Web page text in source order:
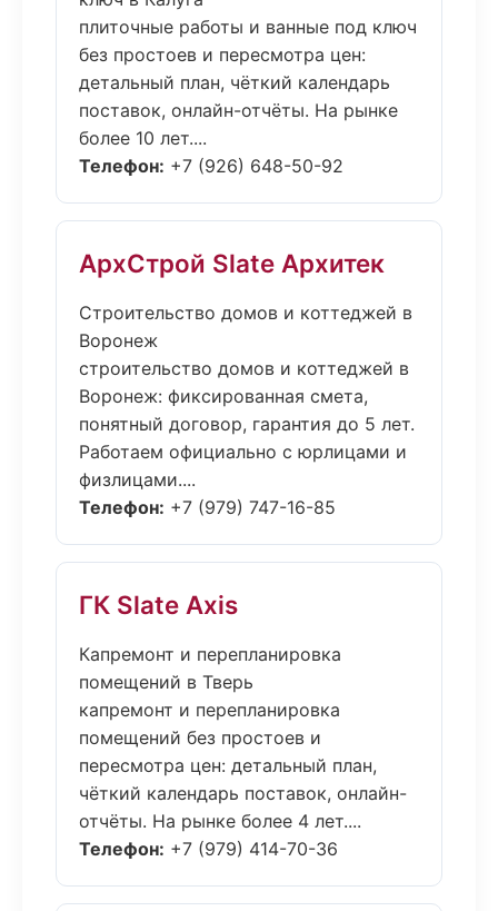
плиточные работы и ванные под ключ
без простоев и пересмотра цен:
детальный план, чёткий календарь
поставок, онлайн-отчёты. На рынке
более 10 лет....
Телефон: +7 (926) 648-50-92
АрхСтрой Slate Архитек
Строительство домов и коттеджей в
Воронеж
строительство домов и коттеджей в
Воронеж: фиксированная смета,
понятный договор, гарантия до 5 лет.
Работаем официально с юрлицами и
физлицами....
Телефон: +7 (979) 747-16-85
ГК Slate Axis
Капремонт и перепланировка
помещений в Тверь
капремонт и перепланировка
помещений без простоев и
пересмотра цен: детальный план,
чёткий календарь поставок, онлайн-
отчёты. На рынке более 4 лет....
Телефон: +7 (979) 414-70-36